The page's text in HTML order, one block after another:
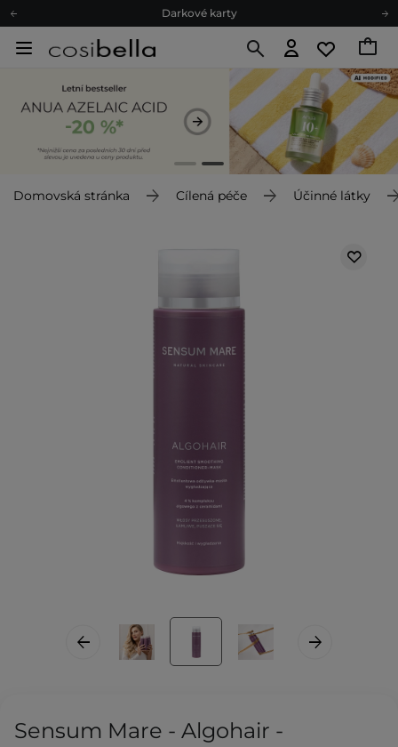
Darkové karty
Odeslání do 24 hod.
Darkové karty
Ekologické balení
Domovská stránka Cílená péče Účinné látky
Sensum Mare - Algohair -